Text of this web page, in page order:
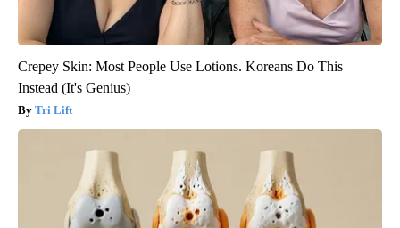
Crepey Skin: Most People Use Lotions. Koreans Do This
Instead (It's Genius)
Tri Lift